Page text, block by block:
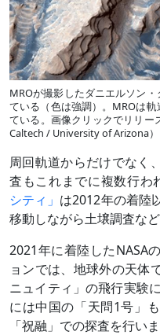
MROが撮影したダニエルソン
ている（色は強調）。MROは
ている。画像クリックでリリー
Caltech / University of Arizona）
周回軌道からだけでなく
査もこれまでに複数行わ
シティ」 は2012年の着陸
移動しながら土壌調査な
2021年に着陸したNASAの
ョンでは、地球外の天体
ニュイティ」の飛行実験
には中国の「天問1号」
「祝融」での探査を行いま